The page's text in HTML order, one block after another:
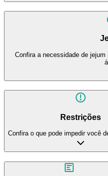
Confira a necessidade de
Restrições
Confira o que pode impedir você